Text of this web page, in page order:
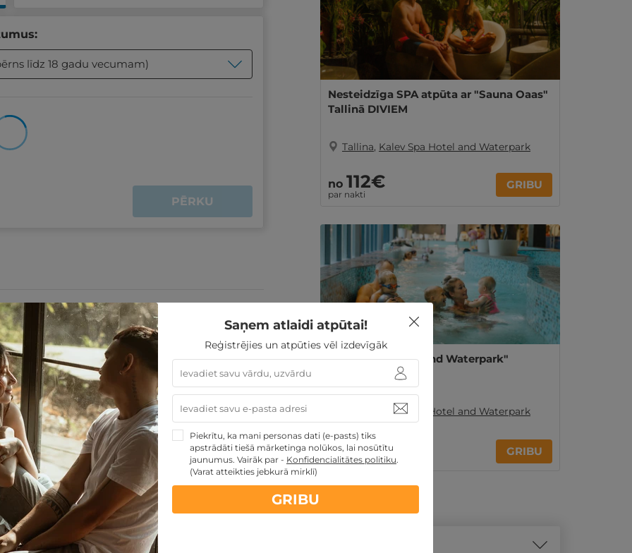
līdz 18 gadu vecumam)
PĒRKU
Nesteidzīga SPA atpūta ar "Sauna Oaas"
Tallinā DIVIEM
Tallina, Kalev Spa Hotel and Waterpark
no 112€
par nakti
GRIBU
"Kalev Spa Hotel and Waterpark"
DĀVANU KARTE
Kalev Spa Hotel and Waterpark
no15€ GRIBU
piedāvājumi:
TOP piedāvājumus
Saņem atlaidi atpūtai!
Reģistrējies un atpūties vēl izdevīgāk
Piekrītu, ka mani personas dati (e-pasts) tiks
apstrādāti tiešā mārketinga nolūkos, lai nosūtītu
jaunumus. Vairāk par - Konfidencialitātes politiku.
(Varat atteikties jebkurā mirklī)
GRIBU